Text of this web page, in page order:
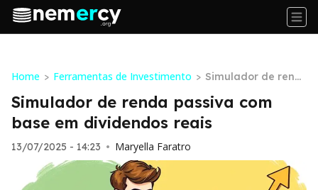
Home > Ferramentas de Investimento > Simulador de rend
a passiva com base
em dividendos reai
s
Simulador de renda passiva com
base em dividendos reais
13/07/2025 - 14:23 • Maryella Faratro